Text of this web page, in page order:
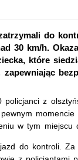
do
30 km/h.
które
policjanci z
w tym miejscu
do kontroli.